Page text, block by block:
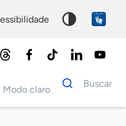
Modo claro
Dados
para
Buscar